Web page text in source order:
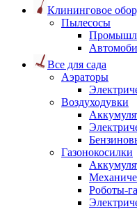
Клининговое
Пылесосы
Все для сада
Аэраторы
Воздуходувки
Газонокосилки
Роботы-